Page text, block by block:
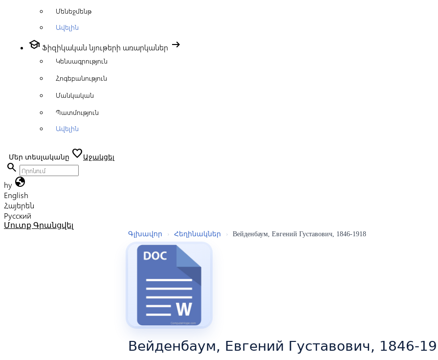
Մենեջմենթ
Ավելին
school Ֆիզիկական նյութերի առարկաներ arrow_right_alt
Կենսագրություն
Հոգեբանություն
Մանկական
Պատմություն
Ավելին
Մեր տեսլականը favoriteԱջակցել
search
hy globe
English
Հայերեն
Русский
Մուտք Գրանցվել
Գլխավոր › Հեղինակներ › Вейденбаум, Евгений Густавович, 1846-1918
Вейденбаум, Евгений Густавович, 1846-